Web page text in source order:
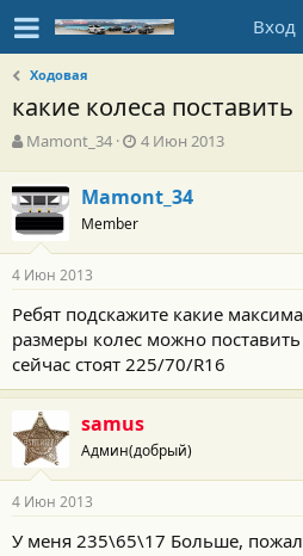
Вход
Ходовая
какие колеса поставить
А
т
о
р
т
е
м
ы
Mamont_34
Д
а
а
л
а
4 Июн 2013
Mamont_34
Member
4 Июн 2013
Ребят подскажите какие
размеры колес можно
сейчас стоят 225/70/R16
samus
Админ(добрый)
4 Июн 2013
У меня 235\65\17 Больше,